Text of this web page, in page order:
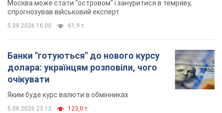
5.08.2026 23:12 123,0 т.
"Джипінг руйнує екосистеми, які
формувалися сотні років": у
Greenpeace забили на сполох
У високогір'ї розташовані альпійські та
комплекси, які формувалися протягом сотень років
5.08.2026 23:00 1,8 т.